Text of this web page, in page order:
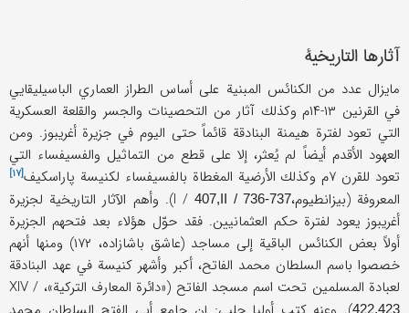
آثارها التاريخية
مايزال عدد من الكنائس المبنية على أساس الطراز العماري الباسيليقايي
في القرنين ۱۳-۱۴م وكذلك آثار من التحصينات والجسر والقلعة العسكرية
التي تعود لفترة هيمنة البنادقة قائماً حتى اليوم في جزيرة أغريبوز. ومن
العهود الأقدم أيضاً لم يُعثر، إلا على قطع من التماثيل والفسيفساء التي
تعود للقرن ۷م وكذلك الأرضية المغطاة بالفسيفساء لكنيسة
پاراسكيف[۱۷]
المعروفة (بيزانطيوم،I /407,II / 736-737
). وأهم الآثار التاريخية لجزيرة
أغريبوز يعود لفترة حكم العثمانيين. فقد حوّل هؤلاء بعد فتحهم الجزيرة
أولاً بعض الكنائس الباقية إلى مساجد (عاشق باشازاده، ۱۷۲) ومنها أنهم
خصصوا باسم السلطان محمد الفاتح، أكبر وأشهر كنيسة في عهد البنادقة
لعبادة المسلمين تحت اسم مسجد الفاتح («دائرة المعارف التركية»، XIV /
422,423